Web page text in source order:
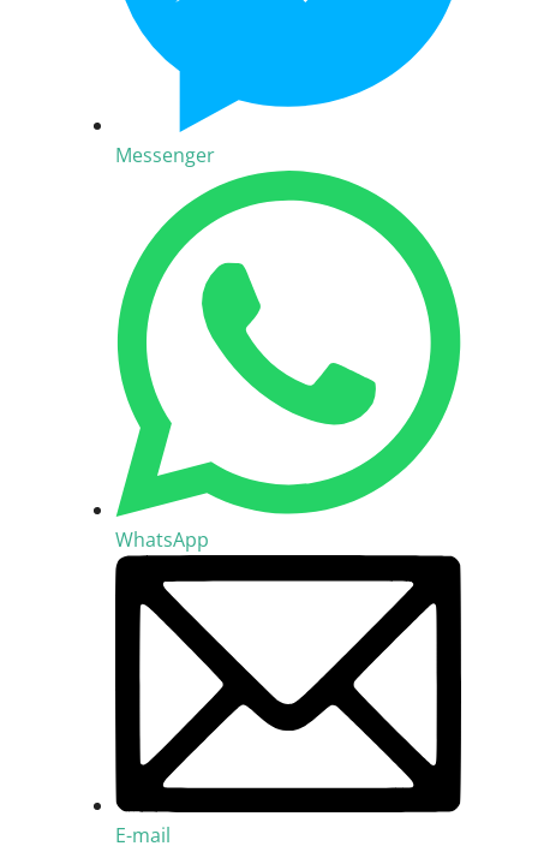
Messenger
WhatsApp
E-mail